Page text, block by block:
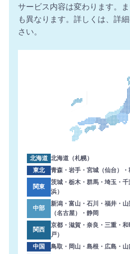
2026年8月6日 16:54
【千葉県】複合機 Canon 導入の
た。ありがとうございます。
2026年8月6日 16:02
【埼玉県】コピー機 SHARP 導入
【三重県】複合機 FUJIFILM 導入
した。ありがとうございます。
2026年8月6日 14:59
【熊本県】複合機 KONICA
を頂きました。ありがとうございま
2026年8月6日 14:58
【東京都】コピー機 TOSHIBA 導
ました。ありがとうございます。
2026年8月6日 14:33
【大阪府】複合機 SHARP 導入の
た。ありがとうございます。
2026年8月6日 13:47
サービス内容は変わります。
も異なります。詳しくは、詳
さい。
北海道 北海道（札幌）
東北
青森・岩手・宮城（仙台）
関東
茨城・栃木・群馬・埼玉・
浜）
中部
新潟・富山・石川・福井・
（名古屋）・静岡
関西
京都・滋賀・奈良・三重・
戸）
中国
鳥取・岡山・島根・広島・山